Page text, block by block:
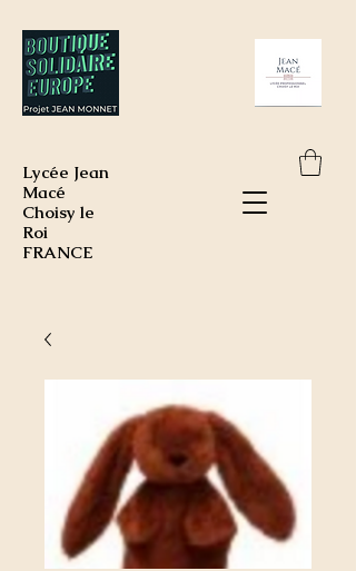
Lycée Jean
Macé
Choisy le
Roi
FRANCE